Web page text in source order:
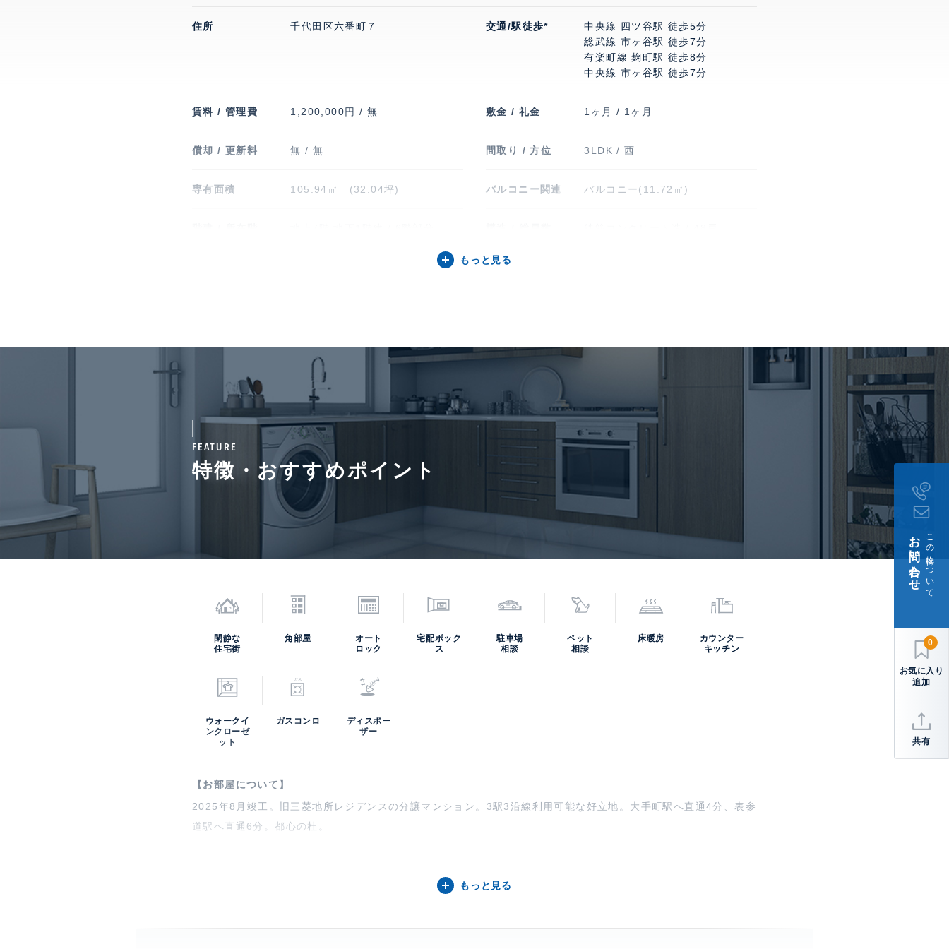
住所 千代田区六番町７ 交通/駅徒歩*
中央線 四ツ谷駅 徒歩5分
総武線 市ヶ谷駅 徒歩7分
有楽町線 麹町駅 徒歩8分
中央線 市ヶ谷駅 徒歩7分
賃料 / 管理費 1,200,000円 / 無 敷金 / 礼金 1ヶ月 / 1ヶ月
償却 / 更新料 無 / 無 間取り / 方位 3LDK / 西
専有面積 105.94㎡ (32.04坪) バルコニー関連 バルコニー(11.72㎡)
入居可能日
番町小学校(約26m)
契約期間（期日） 入居諸条件
ペット相談(小型犬・猫計2匹迄)、
住居兼事務所不可、 保証会社必須
備考
■ペット飼育時敷金1ヶ月積増になります。■エアコン洗浄費用が別途発生いたします。■浄水器カートリッジ交換費
用が別途発生いたします。■保証会社必須。【月次型】初回保証料:契約時月額賃料等の40%、継続保証料:毎月月額
賃料等の1%(※保証委託最低金額 初回5万円、継続 月次1000円)。【年次型】初回保証料:契約時月額賃料等の
50%、継続保証料:毎年1万円。※契約型は保証会社による。
情報更新日 2026年8月3日 次回更新予定日 2026年8月17日
*「交通/駅徒歩」とは、当該物件の最寄駅(路線)、バス停、およびそこまでの徒歩所要時間を表示します。
もっと見る
FEATURE
特徴・おすすめポイント
閑静な
住宅街
角部屋
オート
ロック
宅配ボック
ス
駐車場
相談
ペット
相談
床暖房
カウンター
キッチン
ウォークイ
ンクローゼ
ット
ガスコンロ
ディスポー
ザー
【お部屋について】
2025年8月竣工。旧三菱地所レジデンスの分譲マンション。3駅3沿線利用可能な好立地。大手町駅へ直通4分、表参
道駅へ直通6分。都心の杜。
ザ・パークハウス千代田六番町は2025年8月竣工、総戸数48戸のマンション。番町学園通り沿いの都心エリアにあ
もっと見る
この物件について
お問い合わせ
0
共有